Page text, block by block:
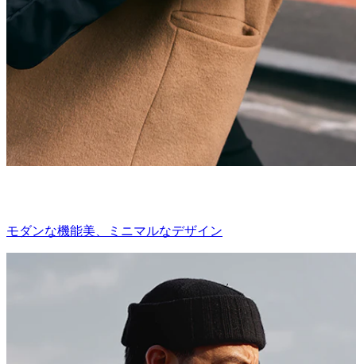
モダンな機能美、ミニマルなデザイン